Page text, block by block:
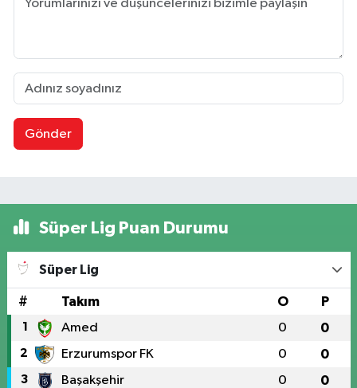
Gönder
Süper Lig Puan Durumu
Süper Lig
# Takım O P
1 Amed 0 0
2 Erzurumspor FK 0 0
3 Başakşehir 0 0